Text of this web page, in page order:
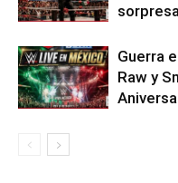
Guerra
Raw y